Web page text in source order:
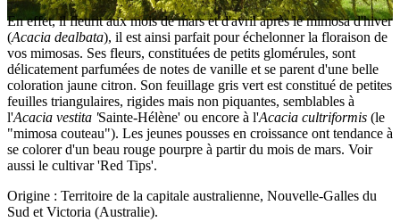
En effet, il fleurit aux mois de mars et d'avril après le mimosa d'hiver
(Acacia dealbata), il est ainsi parfait pour échelonner la floraison de
vos mimosas. Ses fleurs, constituées de petits glomérules, sont
délicatement parfumées de notes de vanille et se parent d'une belle
coloration jaune citron. Son feuillage gris vert est constitué de petites
feuilles triangulaires, rigides mais non piquantes, semblables à
l'Acacia vestita 'Sainte-Hélène' ou encore à l'Acacia cultriformis (le
"mimosa couteau"). Les jeunes pousses en croissance ont tendance à
se colorer d'un beau rouge pourpre à partir du mois de mars. Voir
aussi le cultivar 'Red Tips'.
Origine : Territoire de la capitale australienne, Nouvelle-Galles du
Sud et Victoria (Australie).